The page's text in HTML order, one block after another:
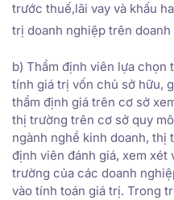
trước thuế,lãi vay và khấu
trị doanh nghiệp trên doanh
b) Thẩm định viên lựa
tính giá trị vốn chủ sở hữu,
thẩm định giá trên cơ sở
thị trường trên cơ sở quy
ngành nghề kinh doanh, thị
định viên đánh giá, xem
trường của các doanh
vào tính toán giá trị. Trong